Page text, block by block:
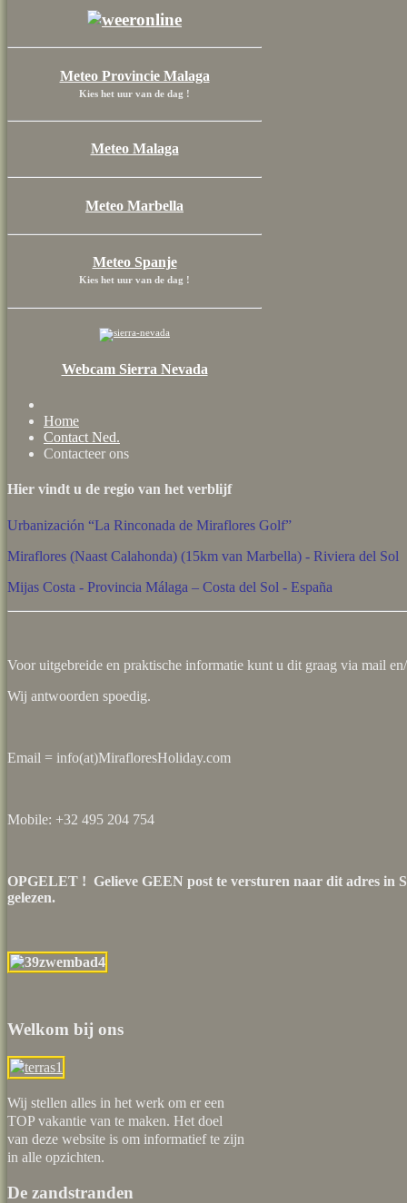
Meteo Provincie Malaga
Kies het uur van de dag !
Meteo Malaga
Meteo Marbella
Meteo Spanje
Kies het uur van de dag !
Webcam Sierra Nevada
Home
Contact Ned.
Contacteer ons
Hier vindt u de regio van het verblijf
Urbanización “La Rinconada de Miraflores Golf”
Miraflores (Naast Calahonda) (15km van Marbella) - Riviera del Sol
Mijas Costa - Provincia Málaga – Costa del Sol - España
Voor uitgebreide en praktische informatie kunt u dit graag via mail
Wij antwoorden spoedig.
Email = info(at)MirafloresHoliday.com
Mobile: +32 495 204 754
OPGELET ! Gelieve GEEN post te versturen naar dit adres in
gelezen.
Welkom bij ons
Wij stellen alles in het werk om er een
TOP vakantie van te maken. Het doel
van deze website is om informatief te zijn
in alle opzichten.
De zandstranden